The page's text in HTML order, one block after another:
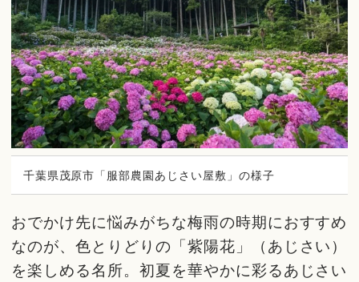
千葉県茂原市「服部農園あじさい屋敷」の様子
おでかけ先に悩みがちな梅雨の時期におすすめ
なのが、色とりどりの「紫陽花」（あじさい）
を楽しめる名所。初夏を華やかに彩るあじさい